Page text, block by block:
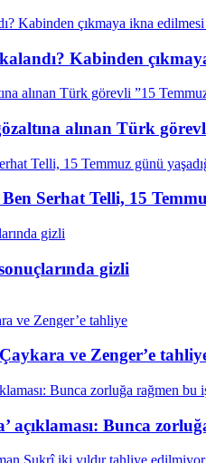
Kabinden
alınan Türk
Serhat Telli, 15
gizli
ve Zenger’e
açıklaması: Bunca